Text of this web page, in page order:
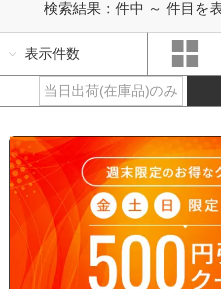
検索結果： 件中 ～ 件目を
表示件数
当日出荷(在庫品)のみ
スイング・リフト・ウイ